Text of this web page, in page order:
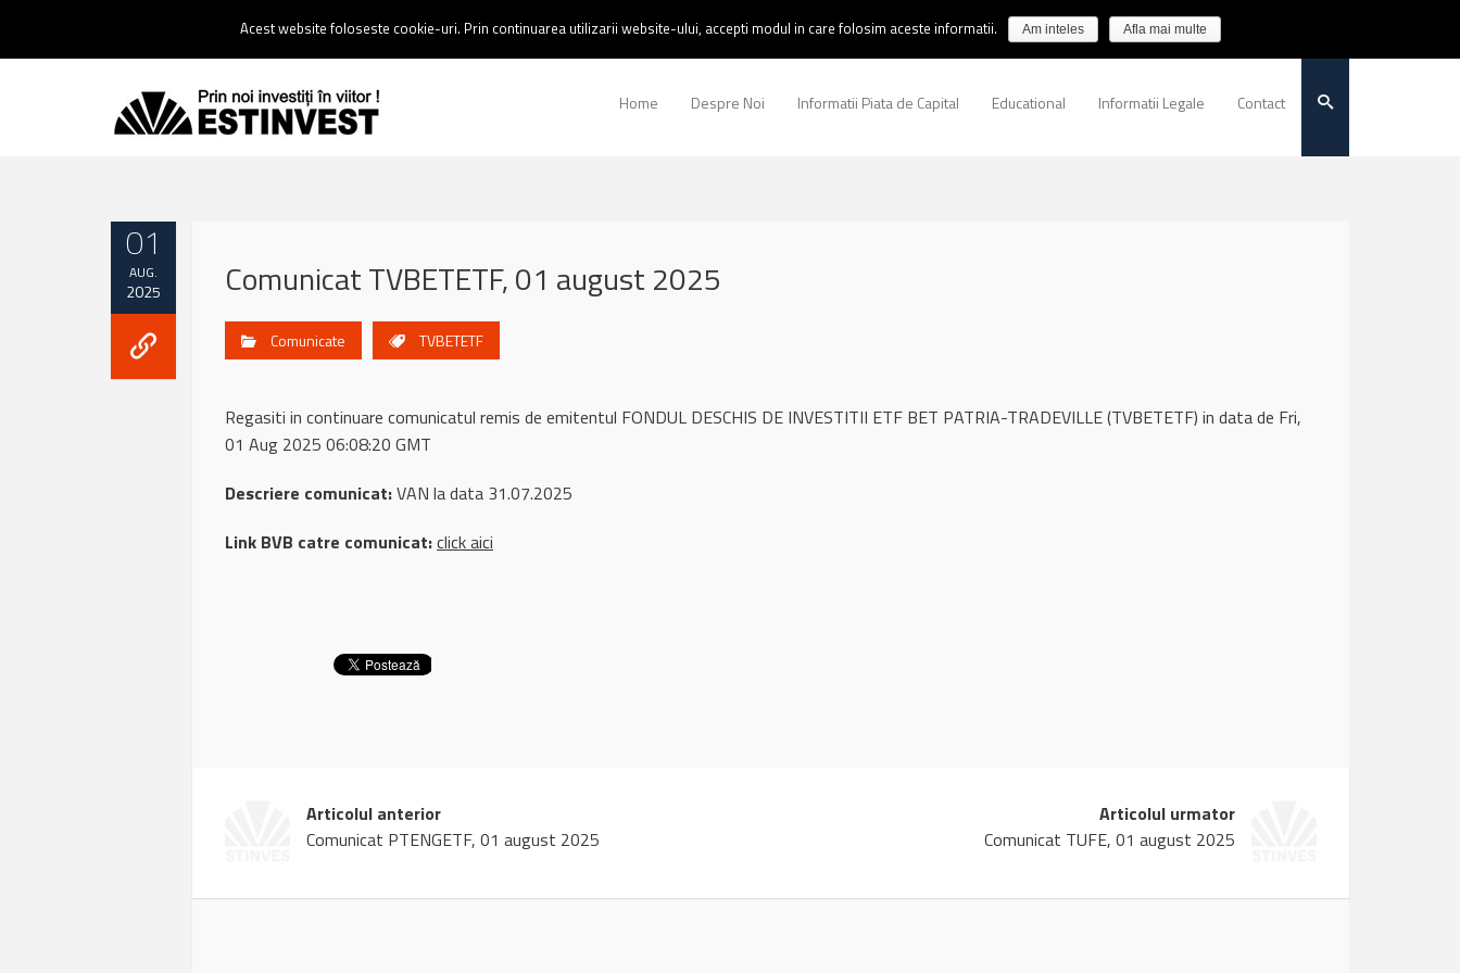
0237 238 900 |Email :contact@estinvest.ro
Home Despre Noi Informatii Piata de Capital Educational Informatii Legale Contact
01
AUG.
2025 Comunicat TVBETETF, 01 august 2025
Comunicate TVBETETF
Regasiti in continuare comunicatul remis de emitentul FONDUL DESCHIS DE INVESTITII ETF BET PATRIA-TRADEVILLE (TVBETETF) in data de Fri,
01 Aug 2025 06:08:20 GMT
Descriere comunicat:VAN la data 31.07.2025
Link BVB catre comunicat:click aici
Articolul anterior
Comunicat PTENGETF, 01 august 2025
Articolul urmator
Comunicat TUFE, 01 august 2025
Acest website foloseste cookie-uri. Prin continuarea utilizarii website-ului, accepti modul in care folosim aceste informatii. Am inteles Afla mai multe